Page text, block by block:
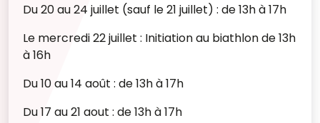
Du 20 au 24 juillet (sauf le 21 juillet) : de 13h à 17h
Le mercredi 22 juillet : Initiation au biathlon de 13h
à 16h
Du 10 au 14 août : de 13h à 17h
Du 17 au 21 aout : de 13h à 17h